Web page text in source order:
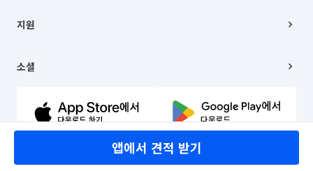
앱에서 견적 받기
상품, 상품정보, 거래에 관한 의무와 책임은 거래당사자에게 있습니다.
언론 보도 관련 문의:
© 유한회사 미소. Miso, Inc. All Rights Reserved.
이사
지원
이용약관
문의하기
소셜
유튜브